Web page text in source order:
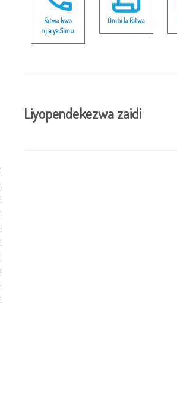
Fatwa kwa
njia ya Simu
Ombi la Fatwa
Liyopendekezwa zaidi